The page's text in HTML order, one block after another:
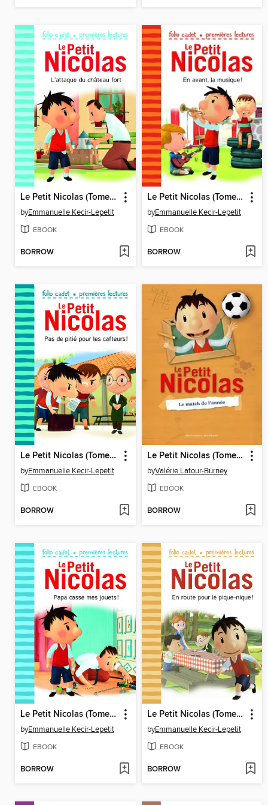
Le Petit Nicolas (Tome 23)--L'attaque du château fort
byEmmanuelle Kecir-Lepetit
EBOOK
BORROW
Le Petit Nicolas (Tome 22)--En avant, la musique !
byEmmanuelle Kecir-Lepetit
EBOOK
BORROW
Le Petit Nicolas (Tome 21)-- Pas de pitié pour les cafteurs!
byEmmanuelle Kecir-Lepetit
EBOOK
BORROW
Le Petit Nicolas (Tome 2)--Le match de l'année
byValérie Latour-Burney
EBOOK
BORROW
Le Petit Nicolas (Tome 19)--Papa casse mes jouets!
byEmmanuelle Kecir-Lepetit
EBOOK
BORROW
Le Petit Nicolas (Tome 14)--En route pour le pique-nique !
byEmmanuelle Kecir-Lepetit
EBOOK
BORROW